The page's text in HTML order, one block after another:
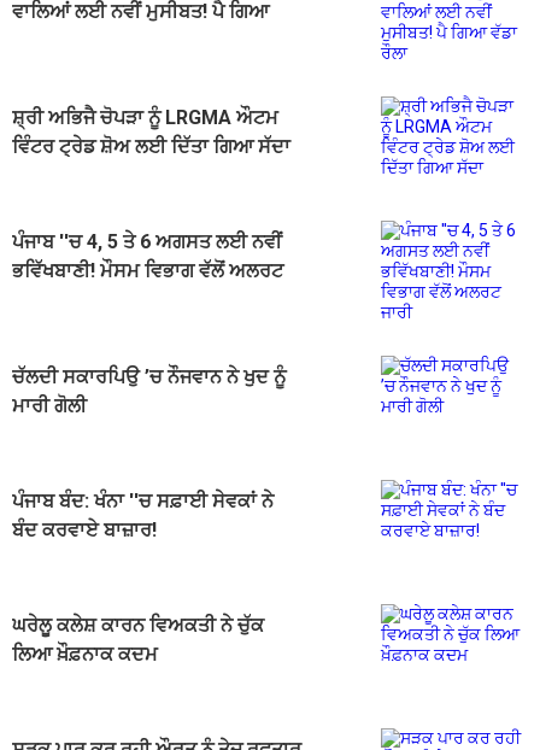
ਵਾਲਿਆਂ ਲਈ ਨਵੀਂ ਮੁਸੀਬਤ! ਪੈ ਗਿਆ
ਸ਼੍ਰੀ ਅਭਿਜੈ ਚੋਪੜਾ ਨੂੰ LRGMA ਔਟਮ
ਵਿੰਟਰ ਟ੍ਰੇਡ ਸ਼ੋਅ ਲਈ ਦਿੱਤਾ ਗਿਆ ਸੱਦਾ
ਪੰਜਾਬ ''ਚ 4, 5 ਤੇ 6 ਅਗਸਤ ਲਈ ਨਵੀਂ
ਭਵਿੱਖਬਾਣੀ! ਮੌਸਮ ਵਿਭਾਗ ਵੱਲੋਂ ਅਲਰਟ
ਚੱਲਦੀ ਸਕਾਰਪਿਉ ’ਚ ਨੌਜਵਾਨ ਨੇ ਖੁਦ ਨੂੰ
ਮਾਰੀ ਗੋਲੀ
ਪੰਜਾਬ ਬੰਦ: ਖੰਨਾ ''ਚ ਸਫ਼ਾਈ ਸੇਵਕਾਂ ਨੇ
ਬੰਦ ਕਰਵਾਏ ਬਾਜ਼ਾਰ!
ਘਰੇਲੂ ਕਲੇਸ਼ ਕਾਰਨ ਵਿਅਕਤੀ ਨੇ ਚੁੱਕ
ਲਿਆ ਖ਼ੌਫ਼ਨਾਕ ਕਦਮ